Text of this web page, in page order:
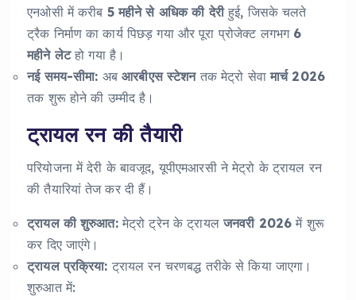
एनओसी में करीब 5 महीने से अधिक की देरीहुई, जिसके चलते
ट्रैक निर्माण का कार्य पिछड़ गया और पूरा प्रोजेक्ट लगभग 6
महीने लेटहो गया है।
नई समय-सीमा: अबआरबीएस स्टेशनतक मेट्रो सेवामार्च 2026
तक शुरू होने की उम्मीद है।
ट्रायल रन की तैयारी
परियोजना में देरी के बावजूद, यूपीएमआरसी ने मेट्रो के ट्रायल रन
की तैयारियां तेज कर दी हैं।
ट्रायल की शुरुआत:मेट्रो ट्रेन के ट्रायलजनवरी 2026 में शुरू
कर दिए जाएंगे।
ट्रायल प्रक्रिया: ट्रायल रन चरणबद्ध तरीके से किया जाएगा।
शुरुआत में: